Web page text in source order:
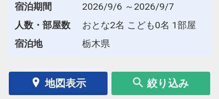
宿泊期間
2026/9/6 ～2026/9/7
人数・部屋数
おとな2名 こども0名 1部屋
宿泊地
栃木県
地図表示 絞り込み